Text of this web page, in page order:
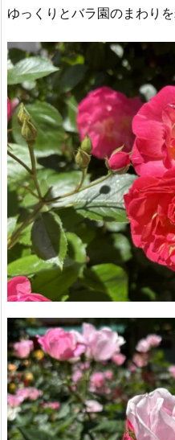
ゆっくりとバラ園のまわりを